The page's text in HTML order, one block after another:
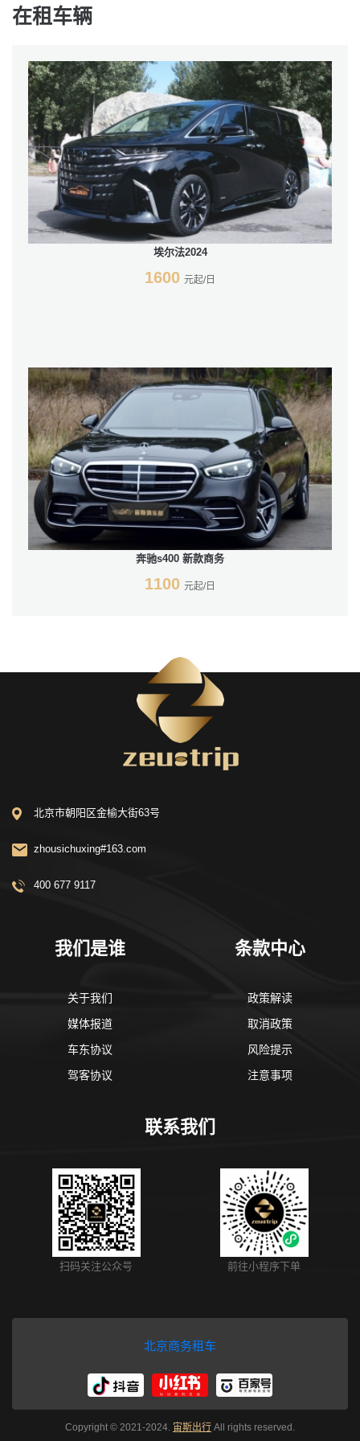
在租车辆
埃尔法2024
1600 元起/日
奔驰s400 新款商务
1100 元起/日
北京市朝阳区金榆大街63号
zhousichuxing#163.com
400 677 9117
我们是谁
关于我们
媒体报道
车东协议
驾客协议
条款中心
政策解读
取消政策
风险提示
注意事项
联系我们
扫码关注公众号 前往小程序下单
北京商务租车
Copyright © 2021-2024. 宙斯出行 All rights reserved.